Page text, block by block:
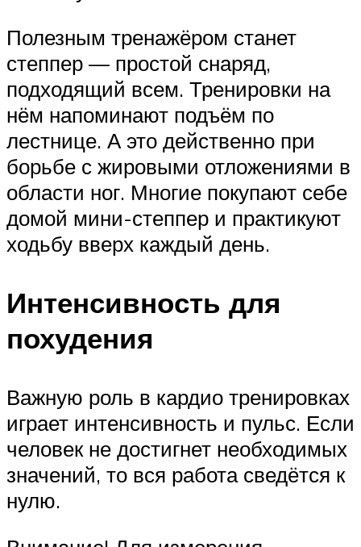
Полезным тренажёром станет
степпер — простой снаряд,
подходящий всем. Тренировки на
нём напоминают подъём по
лестнице. А это действенно при
борьбе с жировыми отложениями в
области ног. Многие покупают себе
домой мини-степпер и практикуют
ходьбу вверх каждый день.
Интенсивность для
похудения
Важную роль в кардио тренировках
играет интенсивность и пульс. Если
человек не достигнет необходимых
значений, то вся работа сведётся к
нулю.